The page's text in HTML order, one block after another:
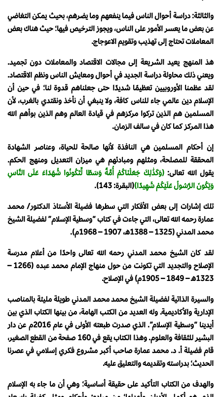
والثالثة: دراسة أحوال الناس فيما ينفعهم وما يضرهم، بحيث يمكن التغاضي
عن بعض ما يعسر الأمور على الناس، ويجوز الترخيص فيها؛ حيث هناك بعض
المعاملات تحتاج إلى تهذيب وتقويم الاعوجاج.
هذ المنهج يعيد الشريعة إلى مجالات الاقتصاد والمعاملات دون تجميد.
ويعني ذلك محاولة دراسة الجديد في أحوال ومعايش الناس ونظم الاقتصاد.
لقد عظمنا الأوروبيين تعظيمًا شديدًا حتى جعلناهم قدوة لنا؛ في حين أن
الإسلام دين عالمي جاء للناس كافة، ولا ينبغي أن نأخذ ونقتدي بالغرب، لأن
المسلمين هم الذين تركوا مركزهم في قيادة العالم وهم الذين بوأهم الله
هذا المركز كما كان في سالف الزمان.
إن أحكام المسلمين هي النافذة لأنها صالحة للحياة، وعناصر الشهادة
المحققة للمصلحة، ومثلهم ومبادئهم هي ميزان التعديل ومنهج الحكم.
يقول الله تعالى:(وَكَذَٰلِكَ جَعَلْنَاكُمْ أُمَّةً وَسَطًا لِّتَكُونُوا شُهَدَاءَ عَلَى النَّاسِ
وَيَكُونَ الرَّسُولُ عَلَيْكُمْ شَهِيدًا)(البقرة: 143).
تلك إشارات إلى بعض الأفكار التي سطرها فضيلة الأستاذ الدكتور/ محمد
عمارة رحمه الله تعالى، التي جاءت في كتاب “وسطية الإسلام” لفضيلة الشيخ
محمد المدني (1325 – 1388هـ، 1907 – 1968م).
لقد كان الشيخ محمد المدني رحمه الله تعالى واحدًا من أعلام مدرسة
الإصلاح والتجديد التي تكونت من حول منهاج الإمام محمد عبده (1266 –
1323هـ – 1849 – 1905م) في الإصلاح.
والسيرة الذاتية لفضيلة الشيخ محمد محمد المدني طويلة مليئة بالمناصب
الإدارية والأكاديمية. وله العديد من الكتب الهامة، من بينها الكتاب الذي بين
أيدينا “وسطية الإسلام”. الذي صدرت طبعته الأولى في عام 2016م عن دار
البشير للثقافة والعلوم. وهذا الكتاب يقع في 160 صفحة من القطع الصغير،
قام فضيلة أ. د. محمد عمارة صاحب أكبر مشروع فكري إسلامي في عصرنا
الحديث؛ بدراسته وتقديمه والتعليق عليه.
والهدف من الكتاب التأكيد على حقيقة أساسية؛ وهي أن ما جاء به الإسلام